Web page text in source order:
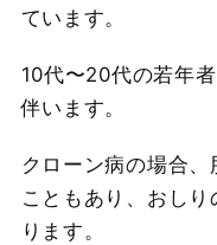
ています。
10代〜20代の若年
伴います。
クローン病の場合
こともあり、おし
ります。